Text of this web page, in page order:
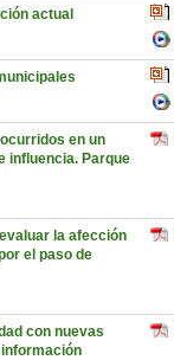
actual
en un
influencia. Parque
la afección
el paso de
con nuevas